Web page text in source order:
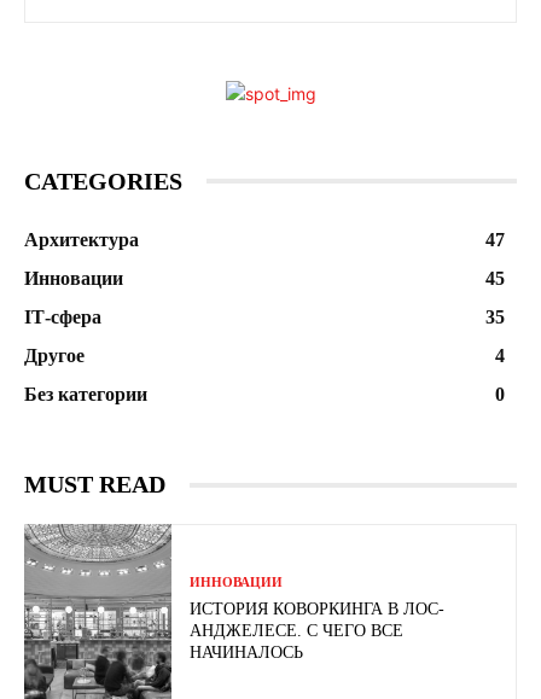
CATEGORIES
Архитектура
47
Инновации
45
ІТ-сфера
35
Другое
4
Без категории
0
MUST READ
ИННОВАЦИИ
ИСТОРИЯ КОВОРКИНГА В ЛОС-
АНДЖЕЛЕСЕ. С ЧЕГО ВСЕ
НАЧИНАЛОСЬ